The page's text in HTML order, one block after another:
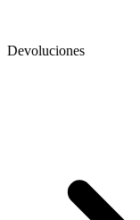
Devoluciones